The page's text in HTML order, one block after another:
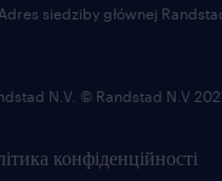
конфіденційності
siedziby głównej
N.V. © Randstad N.V